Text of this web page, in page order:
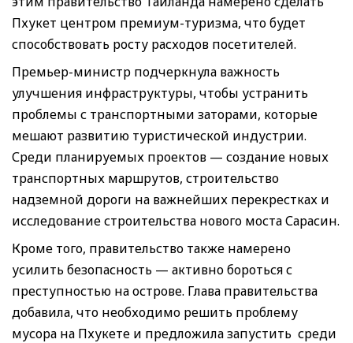
Пхукет центром премиум-туризма, что будет
способствовать росту расходов посетителей.
Премьер-министр подчеркнула важность
улучшения инфраструктуры, чтобы устранить
проблемы с транспортными заторами, которые
мешают развитию туристической индустрии.
Среди планируемых проектов — создание новых
транспортных маршрутов, строительство
надземной дороги на важнейших перекрестках и
исследование строительства нового моста Сарасин.
Кроме того, правительство также намерено
усилить безопасность — активно бороться с
преступностью на острове. Глава правительства
добавила, что необходимо решить проблему
мусора на Пхукете и предложила запустить среди